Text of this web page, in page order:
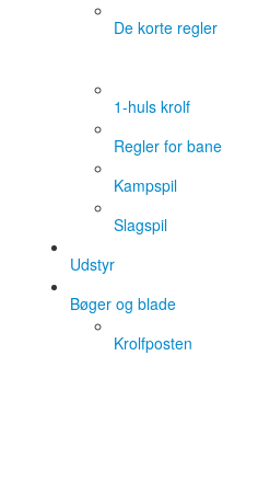
De korte regler
1-huls krolf
Regler for bane
Kampspil
Slagspil
Udstyr
Bøger og blade
Krolfposten